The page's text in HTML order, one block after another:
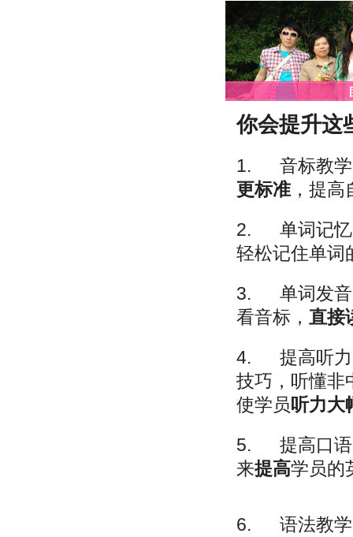
你会提升这
1. 音标教
更标准 ，提
2. 单词记
轻松记住单词
3. 单词发
看音标， 直接
4. 提高听
技巧，听懂非
使学员 听力大
5. 提高口
来提高学员的
6. 语法教